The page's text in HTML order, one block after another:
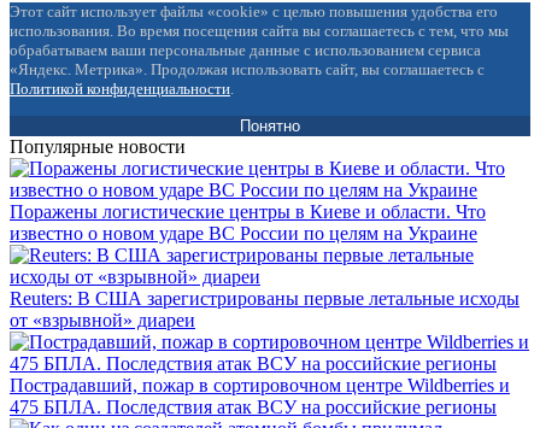
Этот сайт использует файлы «cookie» с целью повышения удобства его
использования. Во время посещения сайта вы соглашаетесь с тем, что мы
обрабатываем ваши персональные данные с использованием сервиса
«Яндекс. Метрика». Продолжая использовать сайт, вы соглашаетесь с
Политикой конфиденциальности
Понятно
Популярные новости
Поражены логистические центры в Киеве и области. Что
известно о новом ударе ВС России по целям на Украине
Reuters: В США зарегистрированы первые летальные исходы
от «взрывной» диареи
Пострадавший, пожар в сортировочном центре Wildberries и
475 БПЛА. Последствия атак ВСУ на российские регионы